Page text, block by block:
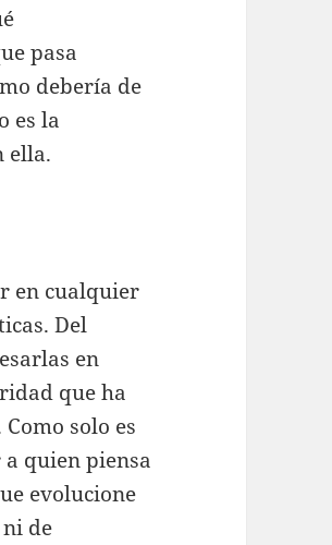
pasa
debería de
es la
ella.
en cualquier
Del
en
que ha
solo es
quien piensa
evolucione
de